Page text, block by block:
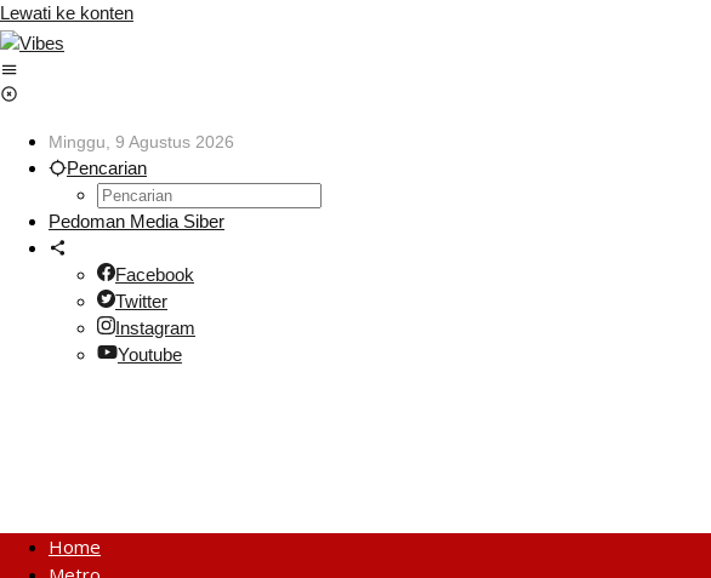
Lewati ke konten
Minggu, 9 Agustus 2026
Pencarian
Pedoman Media Siber
Facebook
Twitter
Instagram
Youtube
Home